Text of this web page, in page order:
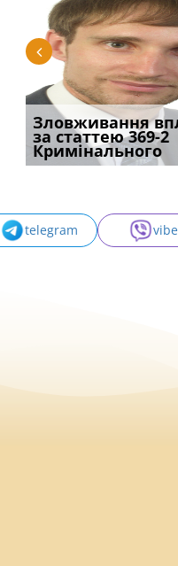
Якщо суд
відшкодування
наявніс
Зловживання
за статтею 369-2
Кримінального
Особливості
провадженні: я
telegram